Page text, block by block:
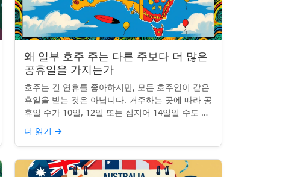
왜 일부 호주 주는 다른 주보다 더 많은
공휴일을 가지는가
호주는 긴 연휴를 좋아하지만, 모든 호주인이 같은
휴일을 받는 것은 아닙니다. 거주하는 곳에 따라 공
휴일 수가 10일, 12일 또는 심지어 14일일 수도 있
습니다. 도대체 무슨 일이 일어나고 있는 걸까요?
왜 일부 ...
더 읽기 →